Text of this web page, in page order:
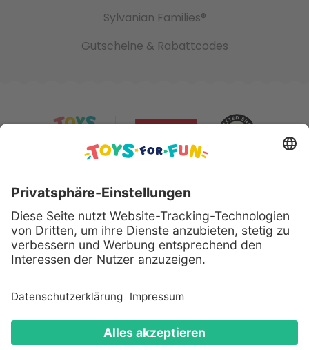
Sylvanian Families®
Gutscheine & Rabattcodes
Sicher bezahlen mit:
Alle genannten Produkte und Logos sind eingetragene
Warenzeichen der jeweiligen Hersteller.
Copyright © 2008 - 2026 Toys for Fun GmbH - Alle